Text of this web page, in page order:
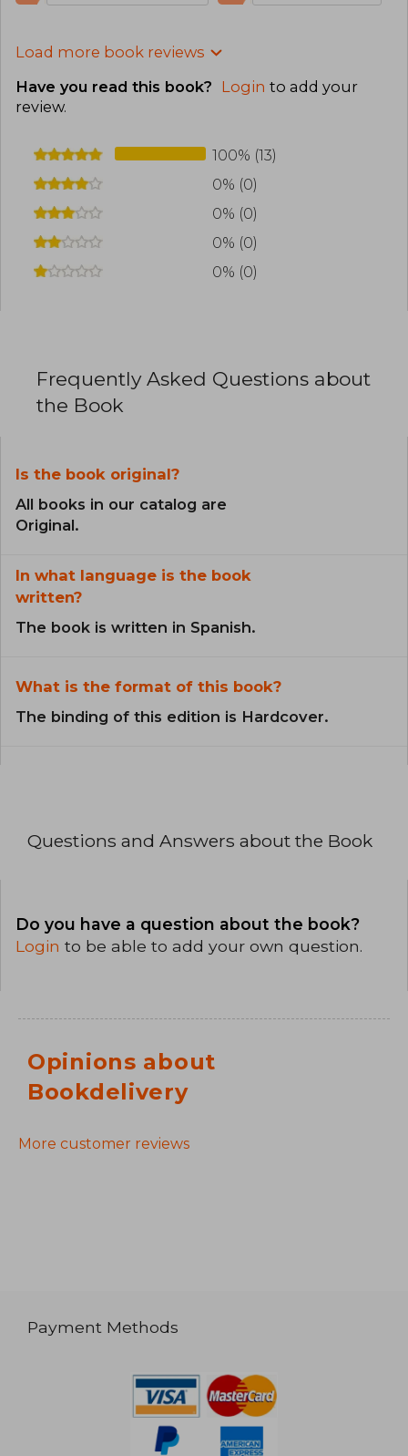
Load more book reviews
Have you read this book? Login to add your
review.
100% (13)
0% (0)
0% (0)
0% (0)
0% (0)
Frequently Asked Questions about
the Book
Is the book original?
All books in our catalog are
Original.
In what language is the book
written?
The book is written in Spanish.
What is the format of this book?
The binding of this edition is Hardcover.
Questions and Answers about the Book
Do you have a question about the book?
Login to be able to add your own question.
Opinions about
Bookdelivery
More customer reviews
Payment Methods